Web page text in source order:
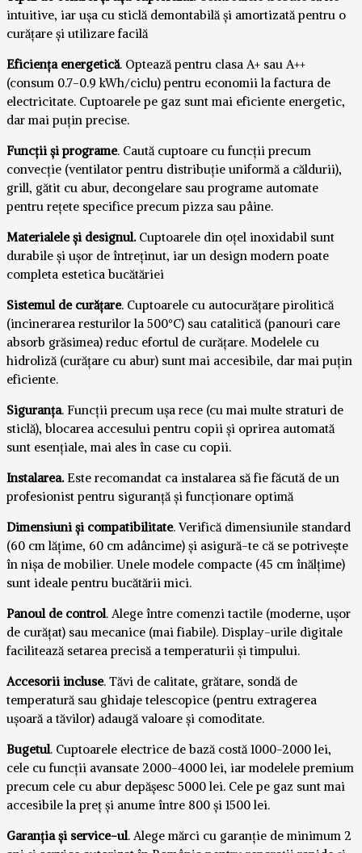
intuitive, iar ușa cu sticlă demontabilă și amortizată pentru o
curățare și utilizare facilă
Eficiența energetică. Optează pentru clasa A+ sau A++
(consum 0.7-0.9 kWh/ciclu) pentru economii la factura de
electricitate. Cuptoarele pe gaz sunt mai eficiente energetic,
dar mai puțin precise.
Funcții și programe. Caută cuptoare cu funcții precum
convecție (ventilator pentru distribuție uniformă a căldurii),
grill, gătit cu abur, decongelare sau programe automate
pentru rețete specifice precum pizza sau pâine.
Materialele și designul.Cuptoarele din oțel inoxidabil sunt
durabile și ușor de întreținut, iar un design modern poate
completa estetica bucătăriei
Sistemul de curățare. Cuptoarele cu autocurățare pirolitică
(incinerarea resturilor la 500°C) sau catalitică (panouri care
absorb grăsimea) reduc efortul de curățare. Modelele cu
hidroliză (curățare cu abur) sunt mai accesibile, dar mai puțin
eficiente.
Siguranța. Funcții precum ușa rece (cu mai multe straturi de
sticlă), blocarea accesului pentru copii și oprirea automată
sunt esențiale, mai ales în case cu copii.
Instalarea.Este recomandat ca instalarea să fie făcută de un
profesionist pentru siguranță și funcționare optimă
Dimensiuni și compatibilitate. Verifică dimensiunile standard
(60 cm lățime, 60 cm adâncime) și asigură-te că se potrivește
în nișa de mobilier. Unele modele compacte (45 cm înălțime)
sunt ideale pentru bucătării mici.
Panoul de control. Alege între comenzi tactile (moderne, ușor
de curățat) sau mecanice (mai fiabile). Display-urile digitale
facilitează setarea precisă a temperaturii și timpului.
Accesorii incluse. Tăvi de calitate, grătare, sondă de
temperatură sau ghidaje telescopice (pentru extragerea
ușoară a tăvilor) adaugă valoare și comoditate.
Bugetul. Cuptoarele electrice de bază costă 1000-2000 lei,
cele cu funcții avansate 2000-4000 lei, iar modelele premium
precum cele cu abur depășesc 5000 lei. Cele pe gaz sunt mai
accesibile la preț și anume între 800 și 1500 lei.
Garanția și service-ul. Alege mărci cu garanție de minimum 2